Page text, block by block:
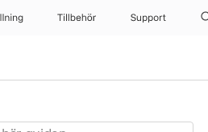
Tillbehör Support